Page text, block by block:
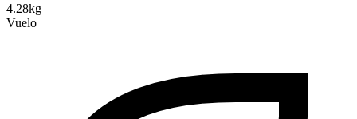
4.28kg
Vuelo